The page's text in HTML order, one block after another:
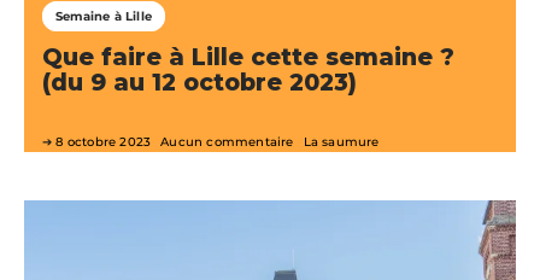
Semaine à Lille
Que faire à Lille cette semaine ?
(du 9 au 12 octobre 2023)
8 octobre 2023 Aucun commentaire La saumure